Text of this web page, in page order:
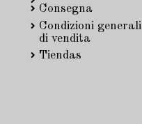
Consegna
Condizioni generali
di vendita
Tiendas